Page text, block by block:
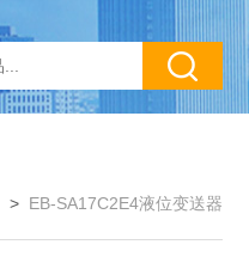
> EB-SA17C2E4液位变送器